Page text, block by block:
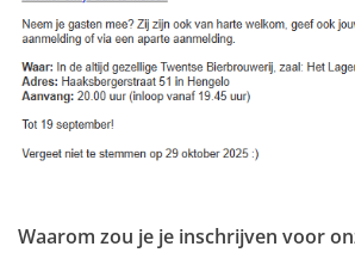
Waarom zou je je inschrijven voor